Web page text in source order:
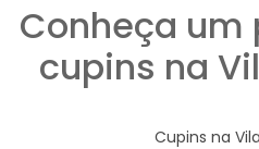
Conheça um
cupins na
Cupins na